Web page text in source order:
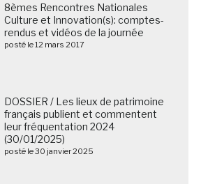
8èmes Rencontres Nationales
Culture et Innovation(s): comptes-
rendus et vidéos de la journée
posté le 12 mars 2017
DOSSIER / Les lieux de patrimoine
français publient et commentent
leur fréquentation 2024
(30/01/2025)
posté le 30 janvier 2025